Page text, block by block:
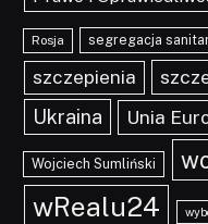
Rosja segregacja
szczepienia
Ukraina Unia
Wojciech Sumliński
wRealu24